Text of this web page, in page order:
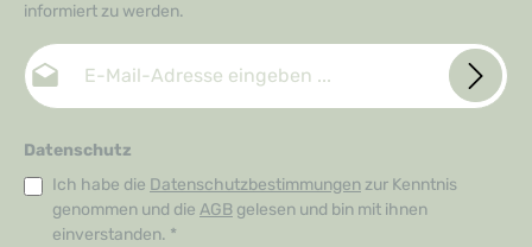
informiert zu werden.
E-Mail-Adresse*
Datenschutz
Ich habe die Datenschutzbestimmungen zur Kenntnis
genommen und die AGB gelesen und bin mit ihnen
einverstanden. *